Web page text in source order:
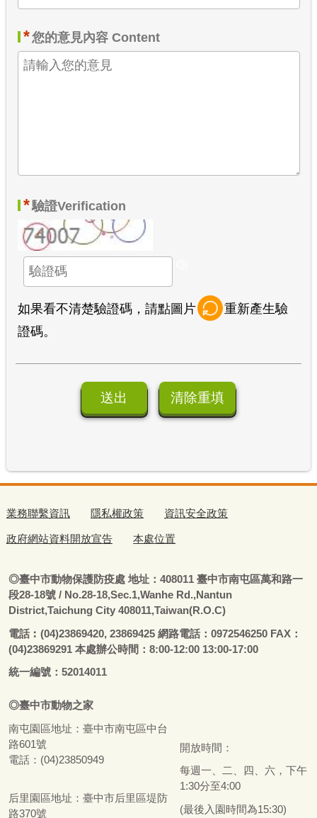
*您的意見內容 Content
*驗證Verification
如果看不清楚驗證碼，請點圖片
重新產生驗
證碼。
業務聯繫資訊 隱私權政策 資訊安全政策
政府網站資料開放宣告 本處位置
◎臺中市動物保護防疫處地址：408011 臺中市南屯區萬和路一
段28-18號 / No.28-18,Sec.1,Wanhe Rd.,Nantun
District,Taichung City 408011,Taiwan(R.O.C)
電話︰ (04)23869420, 23869425 網路電話：0972546250 FAX：
(04)23869291 本處辦公時間：8:00-12:00 13:00-17:00
統一編號：52014011
◎臺中市動物之家
南屯園區地址： 臺中市南屯區中台
路601號
電話：(04)23850949
后里園區地址： 臺中市后里區堤防
路370號
開放時間：
每週一、二、四、六，下午
1:30分至4:00
(最後入園時間為15:30)